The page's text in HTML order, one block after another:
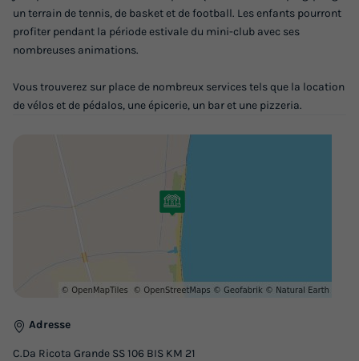
un terrain de tennis, de basket et de football. Les enfants pourront
profiter pendant la période estivale du mini-club avec ses
nombreuses animations.
Vous trouverez sur place de nombreux services tels que la location
de vélos et de pédalos, une épicerie, un bar et une pizzeria.
Adresse
C.Da Ricota Grande SS 106 BIS KM 21